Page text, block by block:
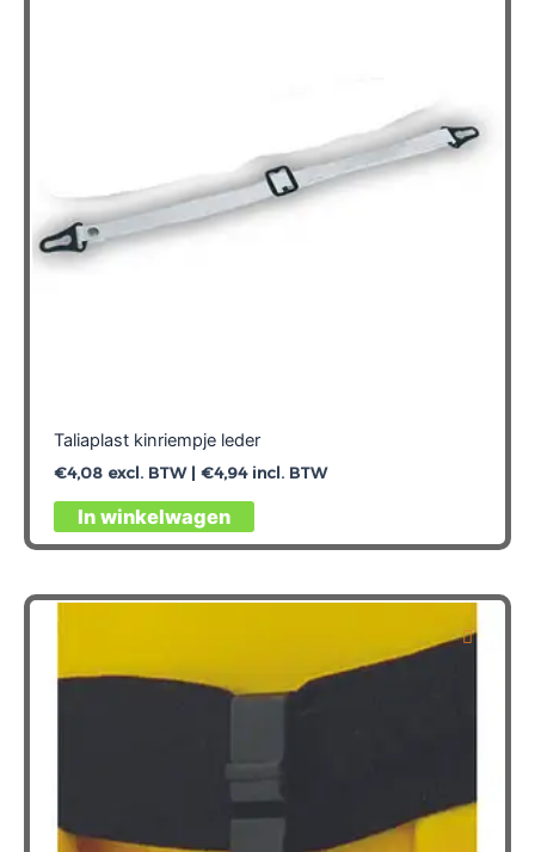
Taliaplast kinriempje leder
€4,08excl. BTW | €4,94incl. BTW
In winkelwagen